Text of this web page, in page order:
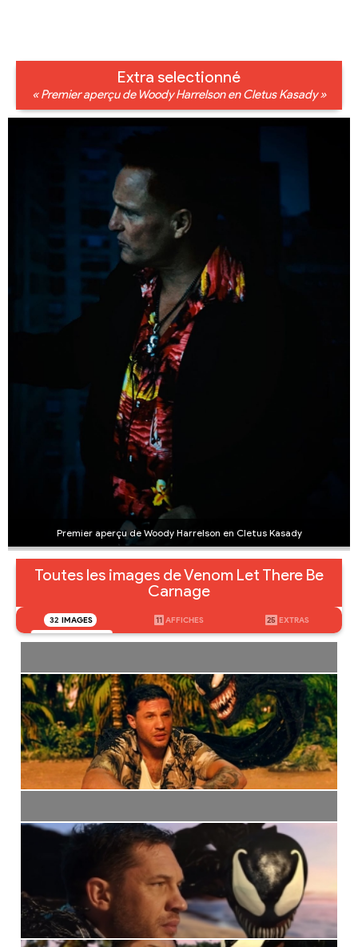
Extra selectionné
« Premier aperçu de Woody Harrelson en Cletus Kasady »
Premier aperçu de Woody Harrelson en Cletus Kasady
Toutes les images de Venom Let There Be
Carnage
32 IMAGES 11 AFFICHES 25 EXTRAS